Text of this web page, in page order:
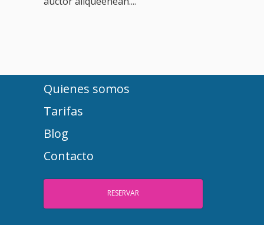
Quienes somos
Tarifas
Blog
Contacto
RESERVAR